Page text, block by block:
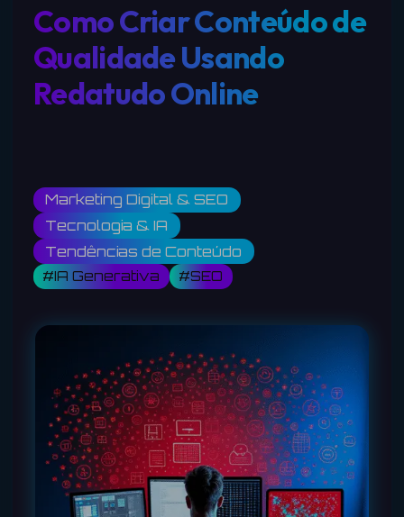
Como Criar Conteúdo de
Qualidade Usando
Redatudo Online
Marketing Digital & SEO
Tecnologia & IA
Tendências de Conteúdo
#IA Generativa #SEO